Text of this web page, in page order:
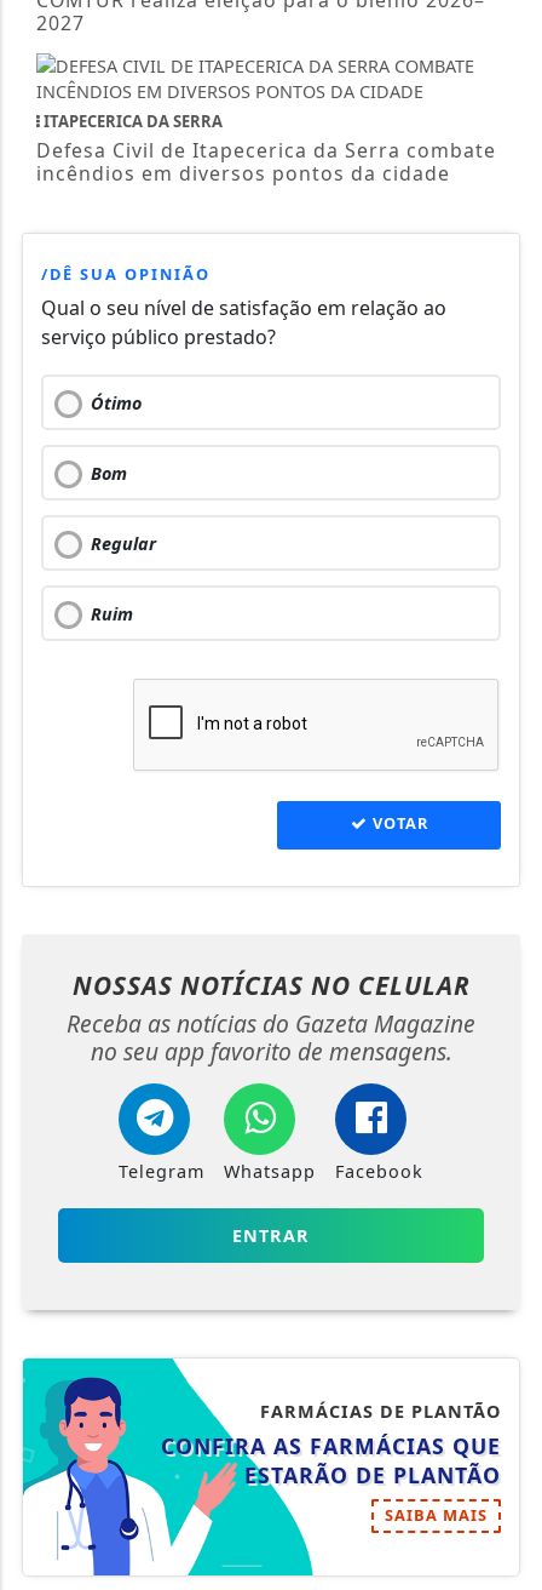
2027
ITAPECERICA DA SERRA
Defesa Civil de Itapecerica da Serra combate
incêndios em diversos pontos da cidade
/DÊ SUA OPINIÃO
Qual o seu nível de satisfação em relação ao
serviço público prestado?
Ótimo
Bom
Regular
Ruim
VOTAR
NOSSAS NOTÍCIAS NO CELULAR
Receba as notícias do Gazeta Magazine
no seu app favorito de mensagens.
Telegram Whatsapp Facebook
ENTRAR
FARMÁCIAS DE PLANTÃO
CONFIRA AS FARMÁCIAS QUE
ESTARÃO DE PLANTÃO
SAIBA MAIS